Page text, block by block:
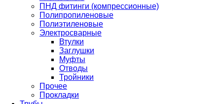
ПНД фитинги (компрессионные)
Полипропиленовые
Полиэтиленовые
Электросварные
Втулки
Заглушки
Муфты
Отводы
Тройники
Прочее
Прокладки